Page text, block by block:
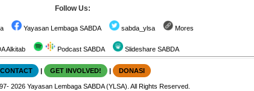
Follow Us:
Yayasan Lembaga SABDA sabda_ylsa Mores
Alkitab Podcast SABDA Slideshare SABDA
CONTACT | GET INVOLVED! | DONASI
2026 Yayasan Lembaga SABDA (YLSA). All Rights Reserved.